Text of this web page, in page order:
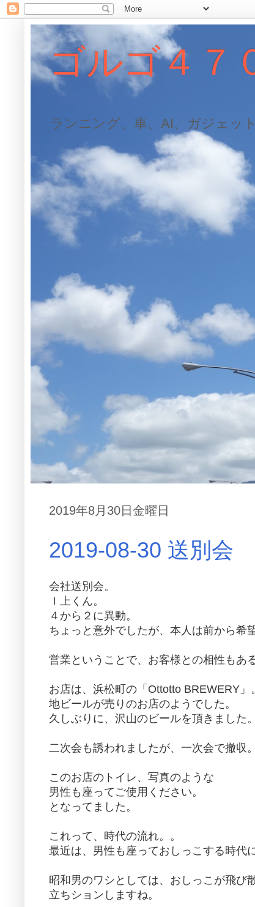
ゴルゴ４７
ランニング、車、AI、ガジェッ
2019年8月30日金曜日
2019-08-30 送別会
会社送別会。
Ｉ上くん。
４から２に異動。
ちょっと意外でしたが、本人は前から希
営業ということで、お客様との相性もあ
お店は、浜松町の「Ottotto BREWERY」。
地ビールが売りのお店のようでした。
久しぶりに、沢山のビールを頂きました。
二次会も誘われましたが、一次会で撤収。
このお店のトイレ、写真のような
男性も座ってご使用ください。
となってました。
これって、時代の流れ。。
最近は、男性も座っておしっこする時代
昭和男のワシとしては、おしっこが飛び
立ちションしますね。